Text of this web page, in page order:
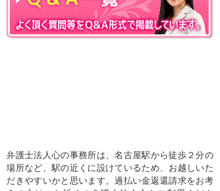
弁護士法人心の事務所は、名古屋駅から徒歩２分の
場所など、駅の近くに設けているため、お越しいた
だきやすいかと思います。過払い金返還請求をお考